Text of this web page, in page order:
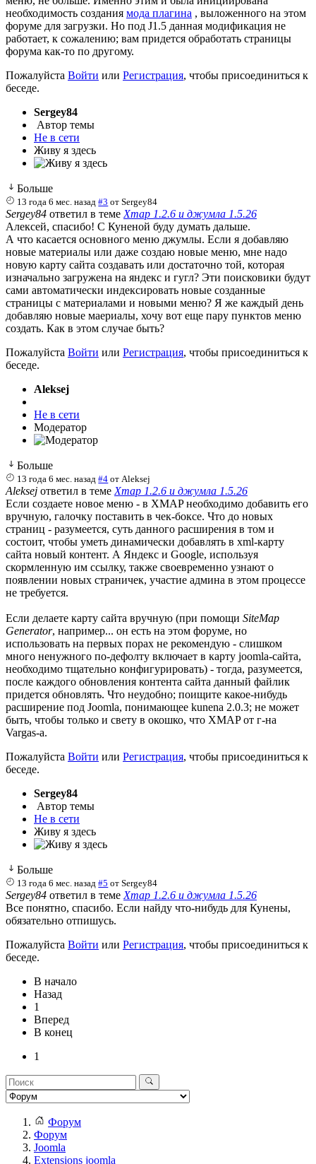
необходимость создания мода плагина , выложенного на этом
форуме для загрузки. Но под J1.5 данная модификация не
работает, к сожалению; вам придется обработать страницы
форума как-то по другому.
Пожалуйста Войти или Регистрация, чтобы присоединиться к
беседе.
Sergey84
Автор темы
Не в сети
Живу я здесь
Больше
13 года 6 мес. назад #3 отSergey84
Sergey84 ответил в теме Xmap 1.2.6 и джумла 1.5.26
Алексей, спасибо! С Куненой буду думать дальше.
А что касается основного меню джумлы. Если я добавляю
новые материалы или даже создаю новые меню, мне надо
новую карту сайта создавать или достаточно той, которая
изначально загружена на яндекс и гугл? Эти поисковики будут
сами автоматически индексировать новые созданные
страницы с материалами и новыми меню? Я же каждый день
добавляю новые маериалы, хочу вот еще пару пунктов меню
создать. Как в этом случае быть?
Пожалуйста Войти или Регистрация, чтобы присоединиться к
беседе.
Aleksej
Не в сети
Модератор
Больше
13 года 6 мес. назад #4 отAleksej
Aleksej ответил в теме Xmap 1.2.6 и джумла 1.5.26
Если создаете новое меню - в XMAP необходимо добавить его
вручную, галочку поставить в чек-боксе. Что до новых
страниц - разумеется, суть данного расширения в том и
состоит, чтобы уметь динамически добавлять в xml-карту
сайта новый контент. А Яндекс и Google, используя
скормленную им ссылку, также своевременно узнают о
появлении новых страничек, участие админа в этом процессе
не требуется.
Если делаете карту сайта вручную (при помощи SiteMap
Generator, например... он есть на этом форуме, но
использовать на первых порах не рекомендую - слишком
много ненужного по-дефолту включает в карту joomla-сайта,
необходимо тщательно конфигурировать) - тогда, разумеется,
после каждого обновления контента сайта данный файлик
придется обновлять. Что неудобно; поищите какое-нибудь
расширение под Joomla, понимающее kunena 2.0.3; не может
быть, чтобы только и свету в окошко, что XMAP от г-на
Vargas-a.
Пожалуйста Войти или Регистрация, чтобы присоединиться к
беседе.
Sergey84
Автор темы
Не в сети
Живу я здесь
Больше
13 года 6 мес. назад #5 отSergey84
Sergey84 ответил в теме Xmap 1.2.6 и джумла 1.5.26
Все понятно, спасибо. Если найду что-нибудь для Кунены,
обязательно отпишусь.
Пожалуйста Войти или Регистрация, чтобы присоединиться к
беседе.
В начало
Назад
1
Вперед
В конец
1
Форум
Форум
Joomla
Extensions joomla